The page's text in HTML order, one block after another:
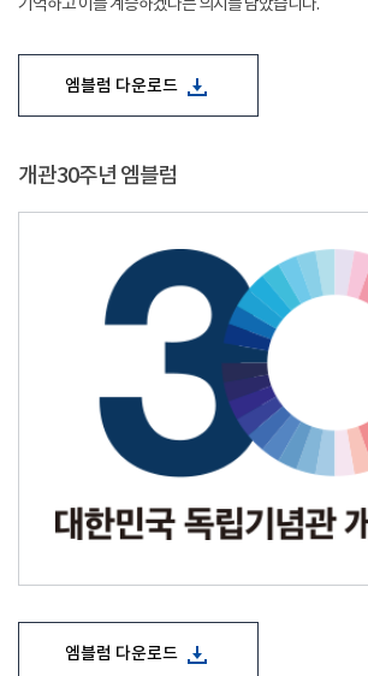
기억하고 이를 계승하겠다는 의지를 담았습니다.
엠블럼 다운로드
개관30주년 엠블럼
엠블럼 다운로드